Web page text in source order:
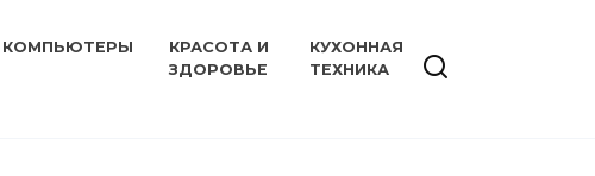
КОМПЬЮТЕРЫ
КРАСОТА И
ЗДОРОВЬЕ
КУХОННАЯ
ТЕХНИКА